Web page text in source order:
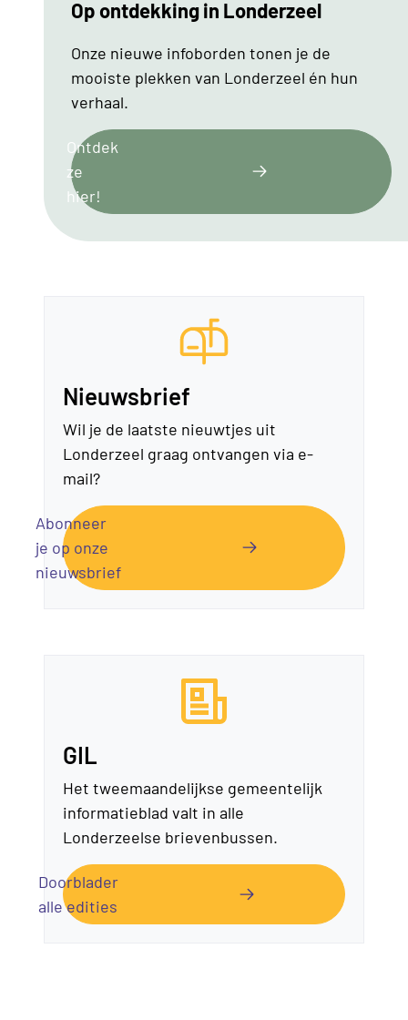
Op ontdekking in Londerzeel
Onze nieuwe infoborden tonen je de
mooiste plekken van Londerzeel én hun
verhaal.
Ontdek
ze
hier!
Nieuwsbrief
Wil je de laatste nieuwtjes uit
Londerzeel graag ontvangen via e-
mail?
Abonneer
je op onze
nieuwsbrief
GIL
Het tweemaandelijkse gemeentelijk
informatieblad valt in alle
Londerzeelse brievenbussen.
Doorblader
alle edities